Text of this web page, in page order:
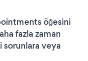
öğesini
fazla zaman
sorunlara veya